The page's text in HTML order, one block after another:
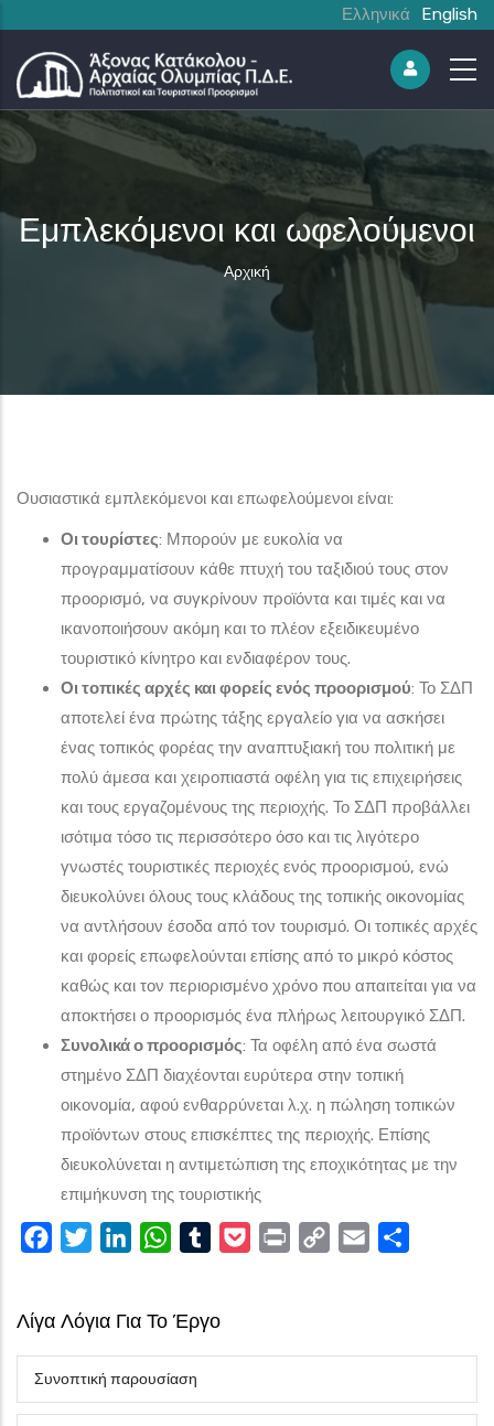
Ελληνικά English
Εμπλεκόμενοι και ωφελούμενοι
Breadcrumb
Αρχική
Ουσιαστικά εμπλεκόμενοι και επωφελούμενοι είναι:
Οι τουρίστες: Μπορούν με ευκολία να
προγραμματίσουν κάθε πτυχή του ταξιδιού τους στον
προορισμό, να συγκρίνουν προϊόντα και τιμές και να
ικανοποιήσουν ακόμη και το πλέον εξειδικευμένο
τουριστικό κίνητρο και ενδιαφέρον τους.
Οι τοπικές αρχές και φορείς ενός προορισμού: Το ΣΔΠ
αποτελεί ένα πρώτης τάξης εργαλείο για να ασκήσει
ένας τοπικός φορέας την αναπτυξιακή του πολιτική με
πολύ άμεσα και χειροπιαστά οφέλη για τις επιχειρήσεις
και τους εργαζομένους της περιοχής. Το ΣΔΠ προβάλλει
ισότιμα τόσο τις περισσότερο όσο και τις λιγότερο
γνωστές τουριστικές περιοχές ενός προορισμού, ενώ
διευκολύνει όλους τους κλάδους της τοπικής οικονομίας
να αντλήσουν έσοδα από τον τουρισμό. Οι τοπικές αρχές
και φορείς επωφελούνται επίσης από το μικρό κόστος
καθώς και τον περιορισμένο χρόνο που απαιτείται για να
αποκτήσει ο προορισμός ένα πλήρως λειτουργικό ΣΔΠ.
Συνολικά ο προορισμός: Τα οφέλη από ένα σωστά
στημένο ΣΔΠ διαχέονται ευρύτερα στην τοπική
οικονομία, αφού ενθαρρύνεται λ.χ. η πώληση τοπικών
προϊόντων στους επισκέπτες της περιοχής. Επίσης
διευκολύνεται η αντιμετώπιση της εποχικότητας με την
επιμήκυνση της τουριστικής
FacebookTwitterLinkedInWhatsAppTumblrPocketPrint
Copy
Email
Λίγα Λόγια Για Το Έργο
Συνοπτική παρουσίαση